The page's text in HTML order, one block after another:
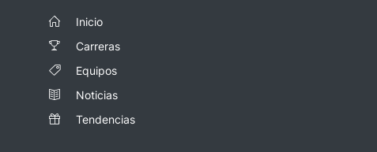
Inicio
Carreras
Equipos
Noticias
Tendencias